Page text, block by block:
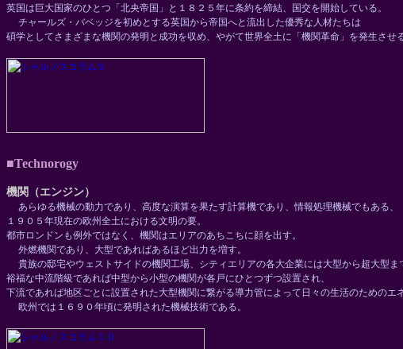
英国は巨大国家のひとつ「北央帝国」と１８２５年に条約を締結、国交を開始している。
チャールズ・バベッジを初めとする英国から帝国へと流出した優秀な人材たちは
碩学としてさまざまな機関の発明と成功を収め、やがて世界全土に「機関革命」を発生させ
■Technorogy
機関（エンジン）
あらゆる機械の動力であり、高度な演算を果たす計算機であり、情報処理機械でもある、
１９０５年現在の欧州全土における文明の要。
都市ロンドンも例外ではなく、機関はエリアのあちこちに顔を出す。
外燃機関であり、大型であればあるほど出力を増す。
貴族の邸宅やウェストサイドの機関工場、シティエリアの各大企業には大型から超大型ま
裕福な中流階級であれば中型から小型の機関が各戸にひとつずつ設置され、
下流であれば地区ごとに設置された大型機関に繋がる導力管によって日々の生活のためのエ
欧州では１６９０年頃に発明された機械技術である。